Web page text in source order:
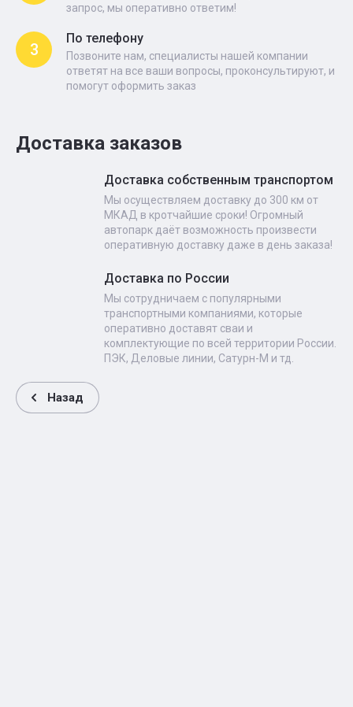
запрос, мы оперативно ответим!
3
По телефону
Позвоните нам, специалисты нашей компании
ответят на все ваши вопросы, проконсультируют, и
помогут оформить заказ
Доставка заказов
Доставка собственным транспортом
Мы осуществляем доставку до 300 км от
МКАД в кротчайшие сроки! Огромный
автопарк даёт возможность произвести
оперативную доставку даже в день заказа!
Доставка по России
Мы сотрудничаем с популярными
транспортными компаниями, которые
оперативно доставят сваи и
комплектующие по всей территории России.
ПЭК, Деловые линии, Сатурн-М и тд.
Назад